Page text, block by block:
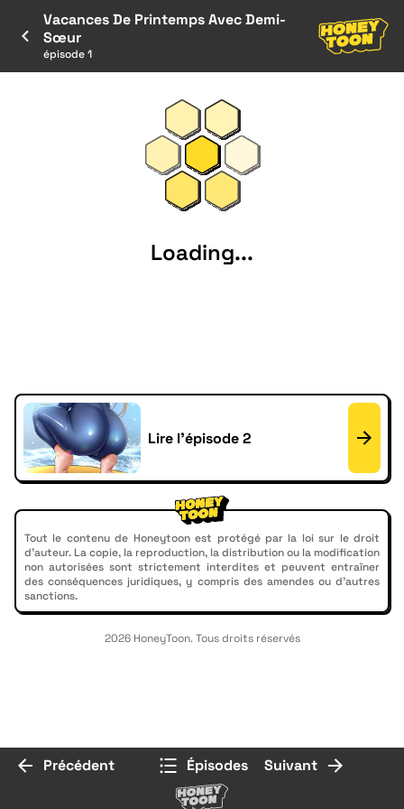
Vacances De Printemps Avec Demi-
Sœur
épisode 1
Loading...
Lire l'épisode 2
Tout le contenu de Honeytoon est protégé par la loi sur le droit
d'auteur. La copie, la reproduction, la distribution ou la modification
non autorisées sont strictement interdites et peuvent entraîner
des conséquences juridiques, y compris des amendes ou d'autres
sanctions.
2026 HoneyToon. Tous droits réservés
Précédent Épisodes Suivant